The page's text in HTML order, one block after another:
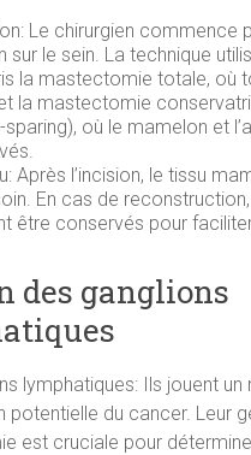
Le chirurgien commence
sur le sein. La technique
la mastectomie totale, où
la mastectomie
sparing), où le mamelon et
Après l’incision, le tissu
En cas de
être conservés pour
des ganglions
lymphatiques: Ils jouent un
potentielle du cancer. Leur
est cruciale pour